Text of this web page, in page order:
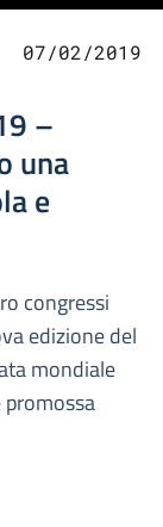
07/02/2019
–
una
e
congressi
edizione del
mondiale
promossa